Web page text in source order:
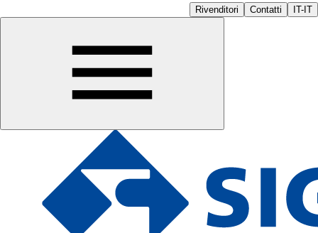
Rivenditori Contatti IT-IT